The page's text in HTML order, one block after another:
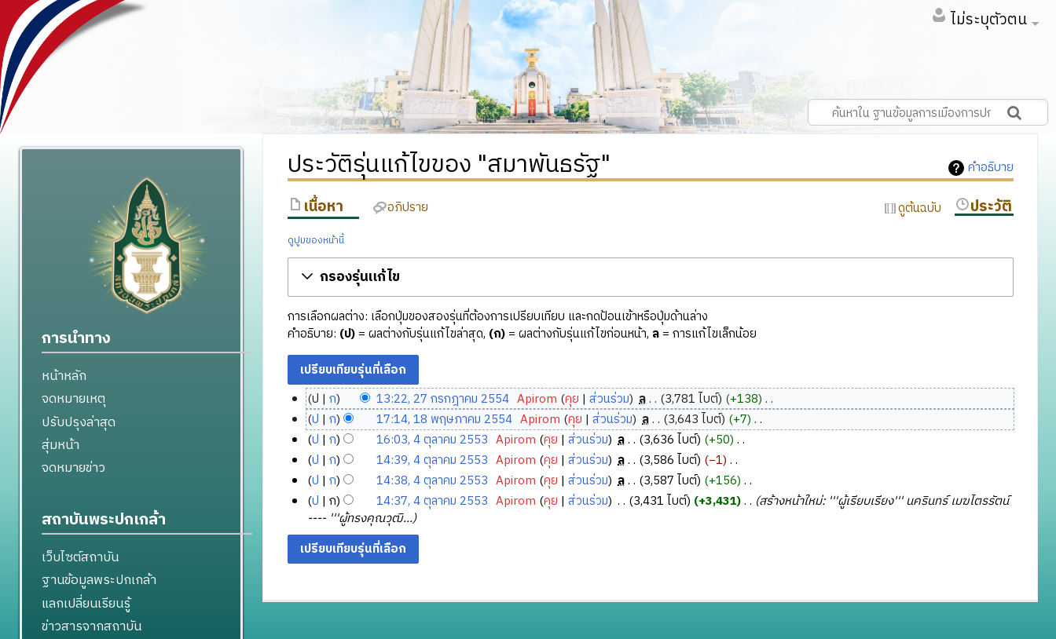
ไม่ระบุตัวตน
คำอธิบาย
ประวัติรุ่นแก้ไขของ "สมาพันธรัฐ"
เนื้อหา อภิปราย ดูต้นฉบับ ประวัติ
ดูปูมของหน้านี้
กรองรุ่นแก้ไข
การเลือกผลต่าง: เลือกปุ่มของสองรุ่นที่ต้องการเปรียบเทียบ และกดป้อนเข้าหรือปุ่มด้านล่าง
คำอธิบาย: (ป)= ผลต่างกับรุ่นแก้ไขล่าสุด, (ก)= ผลต่างกับรุ่นแก้ไขก่อนหน้า, ล= การแก้ไขเล็กน้อย
2
7
ก
ร
ก
ฎ
ค
ม
5
ป ก 13:22, 27 กรกฎาคม 2554 Apirom คุย ส่วนร่วม ‎ล 3,781 ไบต์ +138 ‎
ไ
ม่
มี
ค
ว
า
ม
ย่
อ
ร
1
8
พ
ฤ
ษ
ภ
ค
2
ป ก 17:14, 18 พฤษภาคม 2554 Apirom คุย ส่วนร่วม ‎ล 3,643 ไบต์ +7 ‎
ไ
ม่
มี
ค
ว
า
ม
ย่
า
4
ตุ
ล
ค
2
5
ป ก 16:03, 4 ตุลาคม 2553 Apirom คุย ส่วนร่วม ‎ล 3,636 ไบต์ +50 ‎
ไ
ม่
มี
ค
ว
า
ม
ป ก 14:39, 4 ตุลาคม 2553 Apirom คุย ส่วนร่วม ‎ล 3,586 ไบต์ −1 ‎
ไ
ม่
มี
ว
า
ย่
ป ก 14:38, 4 ตุลาคม 2553 Apirom คุย ส่วนร่วม ‎ล 3,587 ไบต์ +156 ‎
ไ
ม่
มี
ค
ว
ม
ป ก 14:37, 4 ตุลาคม 2553 Apirom คุย ส่วนร่วม ‎ 3,431 ไบต์ +3,431 ‎
สร้างหน้าใหม่: '''ผู้เรียบเรียง''' นครินทร์ เมฆไตรรัตน์
---- '''ผู้ทรงคุณวุฒิ...
การนำทาง
หน้าหลัก
จดหมายเหตุ
ปรับปรุงล่าสุด
สุ่มหน้า
จดหมายข่าว
สถาบันพระปกเกล้า
เว็บไซต์สถาบัน
ฐานข้อมูลพระปกเกล้า
แลกเปลี่ยนเรียนรู้
ข่าวสารจากสถาบัน